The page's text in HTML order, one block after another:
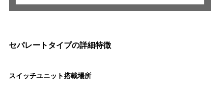
セパレートタイプの詳細特徴
スイッチユニット搭載場所